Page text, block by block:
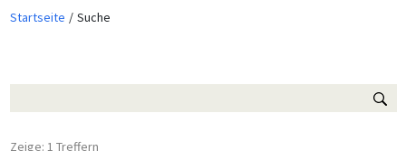
Startseite Suche
Zeige: 1 Treffern